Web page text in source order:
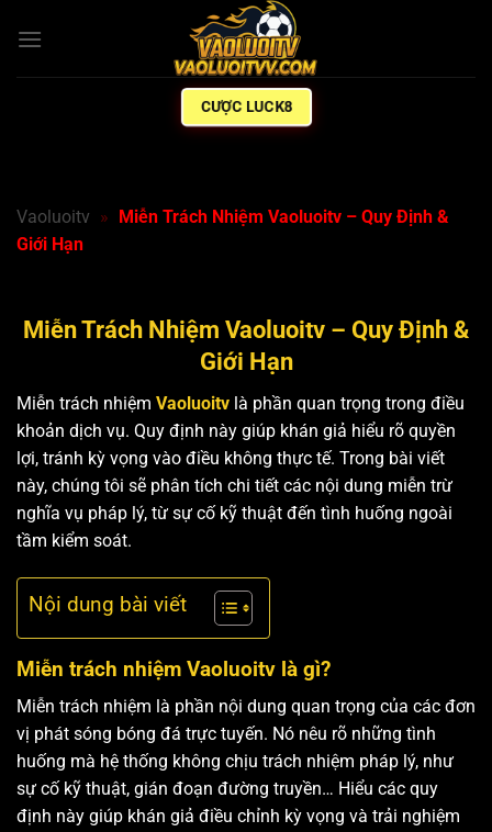
qua
CƯỢC LUCK8
Vaoluoitv » Miễn Trách Nhiệm Vaoluoitv – Quy Định &
Giới Hạn
Miễn Trách Nhiệm Vaoluoitv – Quy Định &
Giới Hạn
Miễn trách nhiệm Vaoluoitv là phần quan trọng trong điều
khoản dịch vụ. Quy định này giúp khán giả hiểu rõ quyền
lợi, tránh kỳ vọng vào điều không thực tế. Trong bài viết
này, chúng tôi sẽ phân tích chi tiết các nội dung miễn trừ
nghĩa vụ pháp lý, từ sự cố kỹ thuật đến tình huống ngoài
tầm kiểm soát.
Nội dung bài viết
Miễn trách nhiệm Vaoluoitv là gì?
Miễn trách nhiệm là phần nội dung quan trọng của các đơn
vị phát sóng bóng đá trực tuyến. Nó nêu rõ những tình
huống mà hệ thống không chịu trách nhiệm pháp lý, như
sự cố kỹ thuật, gián đoạn đường truyền… Hiểu các quy
định này giúp khán giả điều chỉnh kỳ vọng và trải nghiệm